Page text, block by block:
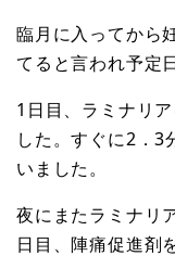
臨月に入ってから
てると言われ予定
1日目、ラミナリ
した。すぐに2．3
いました。
夜にまたラミナリ
日目、陣痛促進剤